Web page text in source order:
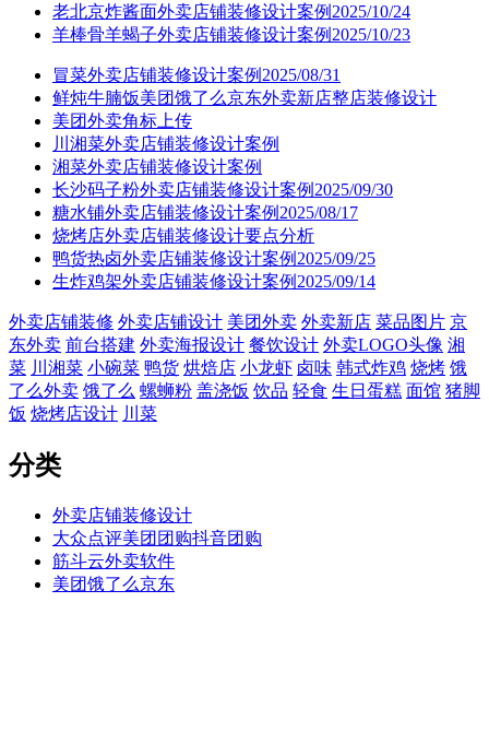
老北京炸酱面外卖店铺装修设计案例2025/10/24
羊棒骨羊蝎子外卖店铺装修设计案例2025/10/23
冒菜外卖店铺装修设计案例2025/08/31
鲜炖牛腩饭美团饿了么京东外卖新店整店装修设计
美团外卖角标上传
川湘菜外卖店铺装修设计案例
湘菜外卖店铺装修设计案例
长沙码子粉外卖店铺装修设计案例2025/09/30
糖水铺外卖店铺装修设计案例2025/08/17
烧烤店外卖店铺装修设计要点分析
鸭货热卤外卖店铺装修设计案例2025/09/25
生炸鸡架外卖店铺装修设计案例2025/09/14
外卖店铺装修 外卖店铺设计 美团外卖 外卖新店 菜品图片 京
东外卖 前台搭建 外卖海报设计 餐饮设计 外卖LOGO头像 湘
菜 川湘菜 小碗菜 鸭货 烘焙店 小龙虾 卤味 韩式炸鸡 烧烤 饿
了么外卖 饿了么 螺蛳粉 盖浇饭 饮品 轻食 生日蛋糕 面馆 猪脚
饭 烧烤店设计 川菜
分类
外卖店铺装修设计
大众点评美团团购抖音团购
筋斗云外卖软件
美团饿了么京东